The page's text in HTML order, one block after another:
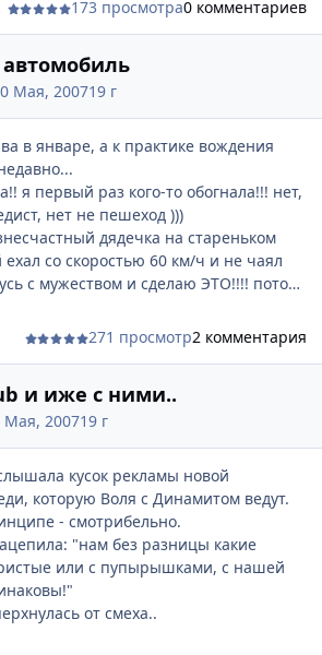
173 просмотра0 комментариев
Мая, 200719 г
в январе, а к практике вождения
я первый раз кого-то обогнала!!! нет,
нет не пешеход )))
дядечка на стареньком
со скоростью 60 км/ч и не чаял
с мужеством и сделаю ЭТО!!!! потом
начал обгонять второй, а я их
последний, в последний момент
всю машину грязью..
на Угольную, перед этим на
вроде нормально доехала, но
стали на меня действовать (хотя
короче нужный поворот я чуть-
выписывать кренделя по дороге
и не зацепить припаркованную на
в поворот, потом в нервах не
наехала на бордюр (муж сказал, что
мне точно не отвертеться).
машина, понаблюдав за всем
осторожность и пропустить меня к
271 просмотр2 комментария
и иже с ними..
Мая, 200719 г
кусок рекламы новой
которую Воля с Динамитом ведут.
- смотрибельно.
"нам без разницы какие
или с пупырышками, с нашей
от смеха..